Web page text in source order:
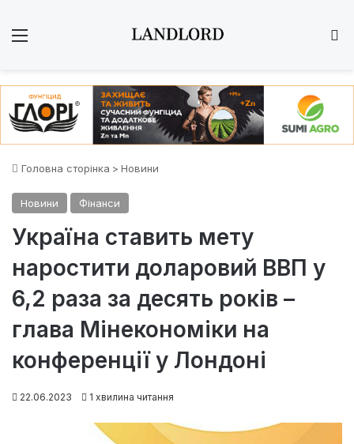
Головна сторінка > Новини
Новини Фінанси
Україна ставить мету
наростити доларовий ВВП у
6,2 раза за десять років –
глава Мінекономіки на
конференції у Лондоні
22.06.2023 1 хвилина читання